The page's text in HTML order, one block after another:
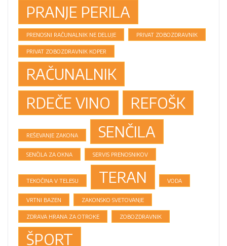
PRANJE PERILA
PRENOSNI RAČUNALNIK NE DELUJE PRIVAT ZOBOZDRAVNIK
PRIVAT ZOBOZDRAVNIK KOPER
RAČUNALNIK
RDEČE VINO
REFOŠK
REŠEVANJE ZAKONA SENČILA
SENČILA ZA OKNA SERVIS PRENOSNIKOV
TEKOČINA V TELESU TERAN VODA
VRTNI BAZEN ZAKONSKO SVETOVANJE
ZDRAVA HRANA ZA OTROKE ZOBOZDRAVNIK
ŠPORT